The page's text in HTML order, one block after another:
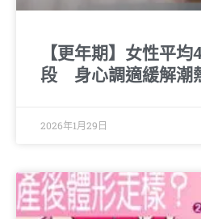
【更年期】女性平
段 身心調適緩解潮
2026年1月29日